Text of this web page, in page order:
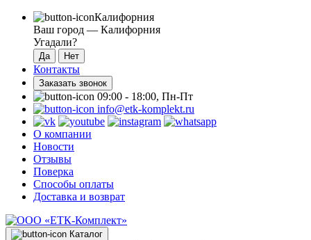
Калифорния
Ваш город — Калифорния
Угадали?
Контакты
Заказать звонок
09:00 - 18:00, Пн-Пт
info@etk-komplekt.ru
О компании
Новости
Отзывы
Поверка
Способы оплаты
Доставка и возврат
Каталог